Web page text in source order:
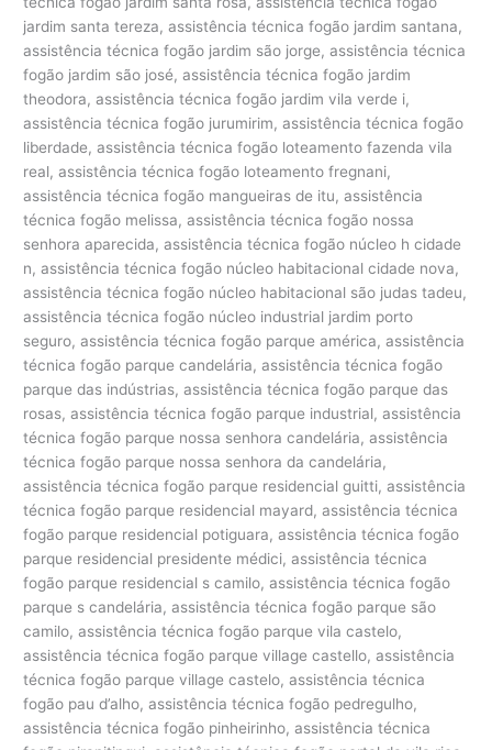
jardim santa tereza, assistência técnica fogão jardim santana,
assistência técnica fogão jardim são jorge, assistência técnica
fogão jardim são josé, assistência técnica fogão jardim
theodora, assistência técnica fogão jardim vila verde i,
assistência técnica fogão jurumirim, assistência técnica fogão
liberdade, assistência técnica fogão loteamento fazenda vila
real, assistência técnica fogão loteamento fregnani,
assistência técnica fogão mangueiras de itu, assistência
técnica fogão melissa, assistência técnica fogão nossa
senhora aparecida, assistência técnica fogão núcleo h cidade
n, assistência técnica fogão núcleo habitacional cidade nova,
assistência técnica fogão núcleo habitacional são judas tadeu,
assistência técnica fogão núcleo industrial jardim porto
seguro, assistência técnica fogão parque américa, assistência
técnica fogão parque candelária, assistência técnica fogão
parque das indústrias, assistência técnica fogão parque das
rosas, assistência técnica fogão parque industrial, assistência
técnica fogão parque nossa senhora candelária, assistência
técnica fogão parque nossa senhora da candelária,
assistência técnica fogão parque residencial guitti, assistência
técnica fogão parque residencial mayard, assistência técnica
fogão parque residencial potiguara, assistência técnica fogão
parque residencial presidente médici, assistência técnica
fogão parque residencial s camilo, assistência técnica fogão
parque s candelária, assistência técnica fogão parque são
camilo, assistência técnica fogão parque vila castelo,
assistência técnica fogão parque village castello, assistência
técnica fogão parque village castelo, assistência técnica
fogão pau d’alho, assistência técnica fogão pedregulho,
assistência técnica fogão pinheirinho, assistência técnica